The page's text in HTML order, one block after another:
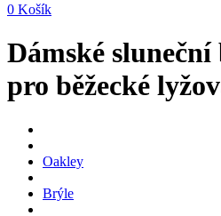
0 Košík
Dámské
pro běžecké
Oakley
Brýle